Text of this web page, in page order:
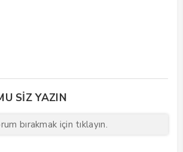
SIZ YAZIN
bırakmak için tıklayın.